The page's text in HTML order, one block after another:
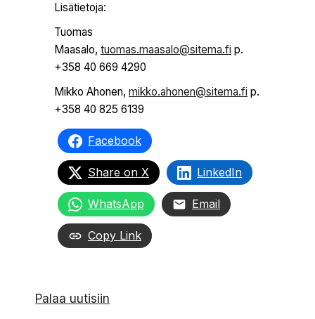
Lisätietoja:
Tuomas
Maasalo,tuomas.maasalo@sitema.fi p.
+358 40 669 4290
Mikko Ahonen,mikko.ahonen@sitema.fi p.
+358 40 825 6139
Facebook
Share on X LinkedIn
WhatsApp Email
Copy Link
Palaa uutisiin